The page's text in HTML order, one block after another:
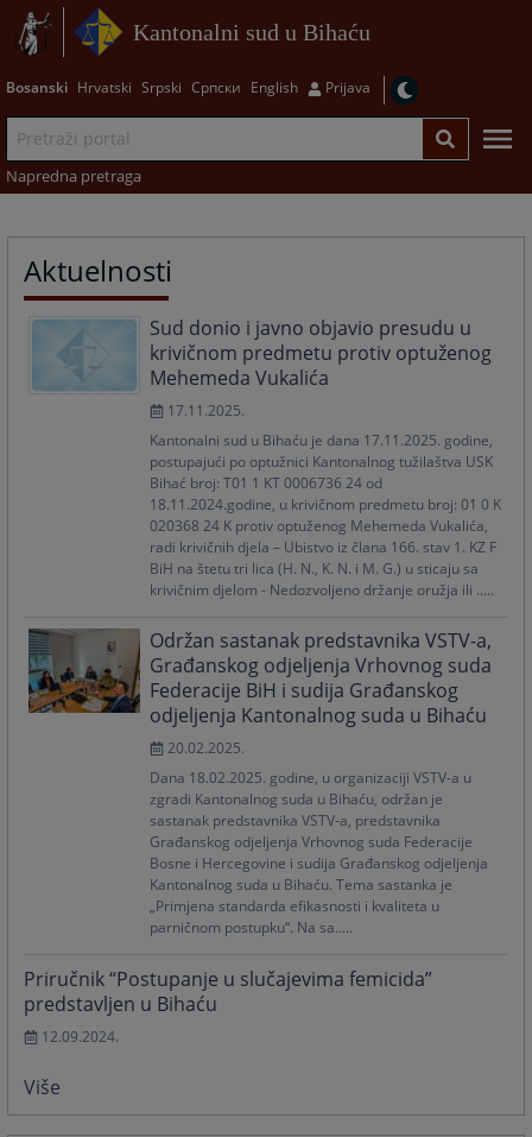
Kantonalni sud u Bihaću
Bosanski Hrvatski Srpski Српски English Prijava
Napredna pretraga
Aktuelnosti
Sud donio i javno objavio presudu u
krivičnom predmetu protiv optuženog
Mehemeda Vukalića
17.11.2025.
Kantonalni sud u Bihaću je dana 17.11.2025. godine,
postupajući po optužnici Kantonalnog tužilaštva USK
Bihać broj: T01 1 KT 0006736 24 od
18.11.2024.godine, u krivičnom predmetu broj: 01 0 K
020368 24 K protiv optuženog Mehemeda Vukalića,
radi krivičnih djela – Ubistvo iz člana 166. stav 1. KZ F
BiH na štetu tri lica (H. N., K. N. i M. G.) u sticaju sa
krivičnim djelom - Nedozvoljeno držanje oružja ili .....
Održan sastanak predstavnika VSTV-a,
Građanskog odjeljenja Vrhovnog suda
Federacije BiH i sudija Građanskog
odjeljenja Kantonalnog suda u Bihaću
20.02.2025.
Dana 18.02.2025. godine, u organizaciji VSTV-a u
zgradi Kantonalnog suda u Bihaću, održan je
sastanak predstavnika VSTV-a, predstavnika
Građanskog odjeljenja Vrhovnog suda Federacije
Bosne i Hercegovine i sudija Građanskog odjeljenja
Kantonalnog suda u Bihaću. Tema sastanka je
„Primjena standarda efikasnosti i kvaliteta u
parničnom postupku“. Na sa.....
Priručnik “Postupanje u slučajevima femicida”
predstavljen u Bihaću
12.09.2024.
Više